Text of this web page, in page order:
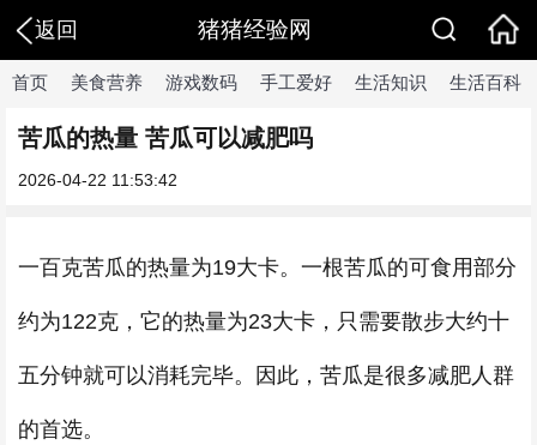
返回 猪猪经验网
首页 美食营养 游戏数码 手工爱好 生活知识 生活百科
苦瓜的热量 苦瓜可以减肥吗
2026-04-22 11:53:42
一百克苦瓜的热量为19大卡。一根苦瓜的可食用部分
约为122克，它的热量为23大卡，只需要散步大约十
五分钟就可以消耗完毕。因此，苦瓜是很多减肥人群
的首选。